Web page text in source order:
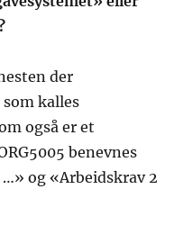
der
kalles
også er et
benevnes
…» og «Arbeidskrav 2